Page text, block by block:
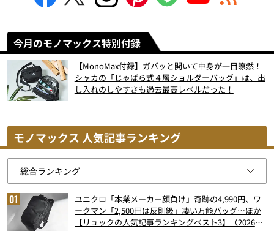
今月のモノマックス特別付録
【MonoMax付録】ガバッと開いて中身が一目瞭然！
シャカの「じゃばら式４層ショルダーバッグ」は、出
し入れのしやすさも過去最高レベルだった！
モノマックス 人気記事ランキング
ユニクロ「本業メーカー顔負け」奇跡の4,990円、ワ
ークマン「2,500円は反則級」凄い万能バッグ…ほか
【リュックの人気記事ランキングベスト3】（2026年